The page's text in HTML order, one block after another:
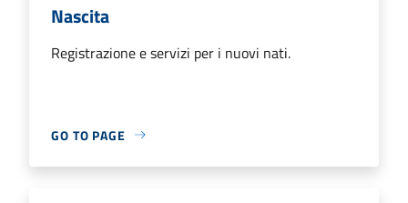
Nascita
Registrazione e servizi per i nuovi nati.
GO TO PAGE